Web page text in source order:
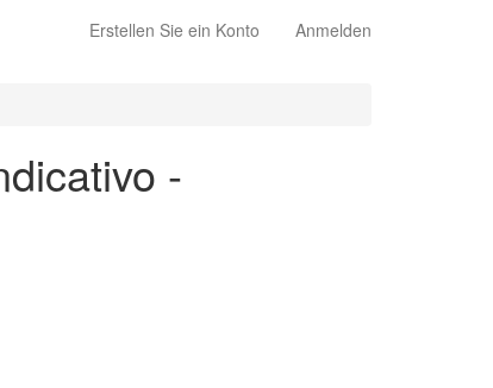
Erstellen Sie ein Konto Anmelden
-